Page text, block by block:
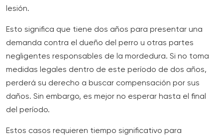
lesión.
Esto significa que tiene dos años para presentar una
demanda contra el dueño del perro u otras partes
negligentes responsables de la mordedura. Si no toma
medidas legales dentro de este período de dos años,
perderá su derecho a buscar compensación por sus
daños. Sin embargo, es mejor no esperar hasta el final
del período.
Estos casos requieren tiempo significativo para